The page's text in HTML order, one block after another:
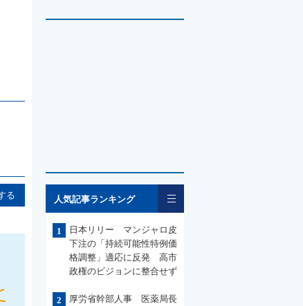
る 人気記事ランキング
1
日本リリー マンジャロ皮
下注の「持続可能性特例価
格調整」適応に反発 高市
政権のビジョンに整合せず
2
厚労省幹部人事 医薬局長